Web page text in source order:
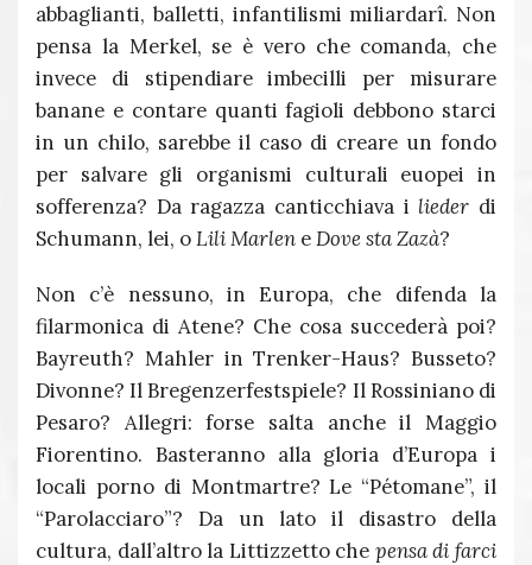
abbaglianti, balletti, infantilismi miliardarî. Non
pensa la Merkel, se è vero che comanda, che
invece di stipendiare imbecilli per misurare
banane e contare quanti fagioli debbono starci
in un chilo, sarebbe il caso di creare un fondo
per salvare gli organismi culturali euopei in
sofferenza? Da ragazza canticchiava i lieder di
Schumann, lei, oLili Marlen eDove sta Zazà?
Non c’è nessuno, in Europa, che difenda la
filarmonica di Atene? Che cosa succederà poi?
Bayreuth? Mahler in Trenker-Haus? Busseto?
Divonne? Il Bregenzerfestspiele? Il Rossiniano di
Pesaro? Allegri: forse salta anche il Maggio
Fiorentino. Basteranno alla gloria d’Europa i
locali porno di Montmartre? Le “Pétomane”, il
“Parolacciaro”? Da un lato il disastro della
cultura, dall’altro la Littizzetto che pensa di farci